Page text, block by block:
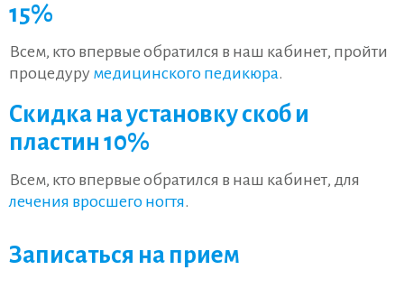
15%
Всем, кто впервые обратился в наш кабинет, пройти
процедуру медицинского педикюра.
Скидка на установку скоб и
пластин 10%
Всем, кто впервые обратился в наш кабинет, для
лечения вросшего ногтя.
Записаться на прием